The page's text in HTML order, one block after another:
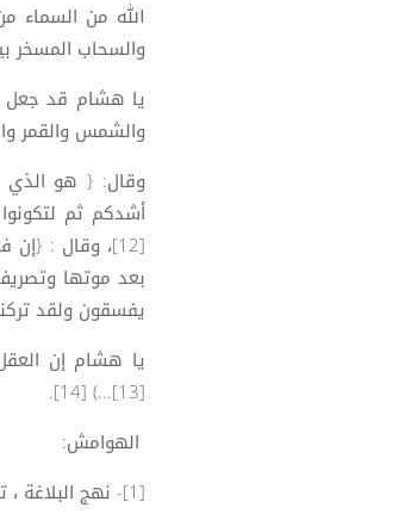
الله من السماء
والسحاب المسخر
يا هشام قد جعل
والشمس والقمر
وقال: { هو الذي
أشدكم ثم
[12]، وقال :
بعد موتها
يفسقون ولقد
يا هشام إن
[13]...) [14].
الهوامش:
[1]- نهج البلاغة ، تحقيق صبحي الصالح ، الخطبة : 165، ص293- 294.